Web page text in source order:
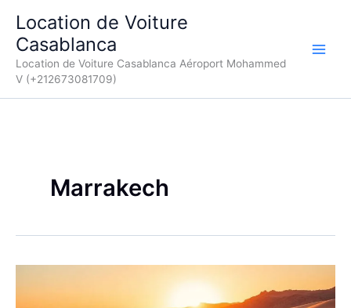
contenu
Location de Voiture
Casablanca
Location de Voiture Casablanca Aéroport Mohammed
V (+212673081709)
Marrakech